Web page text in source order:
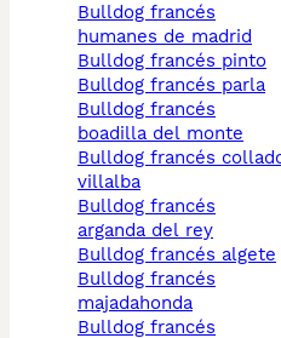
bulldog francés
humanes de madrid
bulldog francés pinto
bulldog francés parla
bulldog francés
boadilla del monte
bulldog francés collado
villalba
bulldog francés
arganda del rey
bulldog francés algete
bulldog francés
majadahonda
bulldog francés